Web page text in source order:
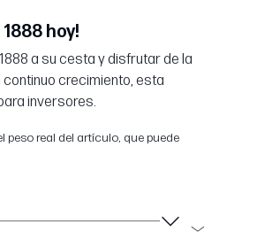
hoy!
a su cesta y disfrutar de la
crecimiento, esta
inversores.
peso real del artículo, que puede